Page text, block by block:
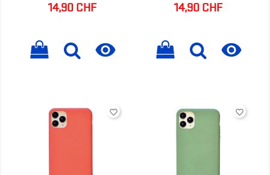
Prix
14,90 CHF

Prix
14,90 CHF

favorite_border favorite_border